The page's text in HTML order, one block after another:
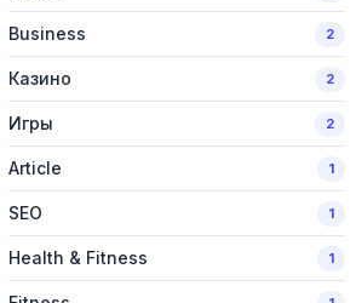
Business 2
Казино 2
Игры 2
Article 1
SEO 1
Health & Fitness 1